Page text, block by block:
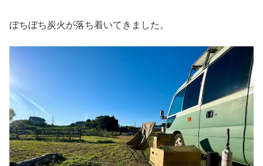
ぼちぼち炭火が落ち着いてきました。